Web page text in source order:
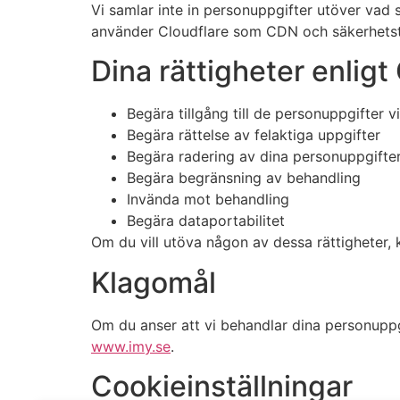
Vi samlar inte in personuppgifter utöver vad
använder Cloudflare som CDN och
Dina rättigheter enligt
Begära tillgång till de personuppgifter
Begära rättelse av felaktiga uppgifter
Begära radering av dina
Begära begränsning av behandling
Invända mot behandling
Begära dataportabilitet
Om du vill utöva någon av dessa
Klagomål
Om du anser att vi behandlar dina
www.imy.se.
Cookieinställningar